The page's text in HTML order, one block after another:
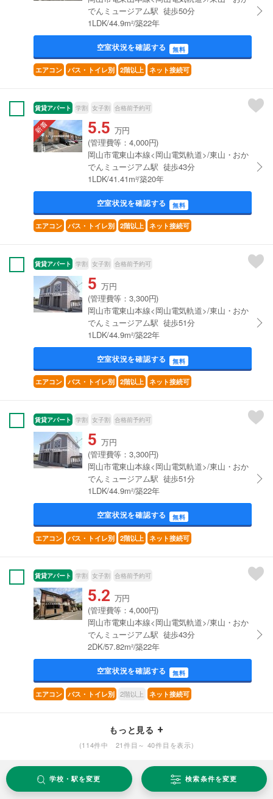
でんミュージアム駅 徒歩50分
1LDK/44.9m²/築22年
空室状況を確認する 無料
エアコン バス・トイレ別 2階以上 ネット接続可
賃貸アパート 学割 女子割 合格前予約可
5.5 万円
(管理費等：4,000円)
岡山市電東山本線<岡山電気軌道>/東山・おか
でんミュージアム駅 徒歩43分
1LDK/41.41m²/築20年
空室状況を確認する 無料
エアコン バス・トイレ別 2階以上 ネット接続可
賃貸アパート 学割 女子割 合格前予約可
5 万円
(管理費等：3,300円)
岡山市電東山本線<岡山電気軌道>/東山・おか
でんミュージアム駅 徒歩51分
1LDK/44.9m²/築22年
空室状況を確認する 無料
エアコン バス・トイレ別 2階以上 ネット接続可
賃貸アパート 学割 女子割 合格前予約可
5 万円
(管理費等：3,300円)
岡山市電東山本線<岡山電気軌道>/東山・おか
でんミュージアム駅 徒歩51分
1LDK/44.9m²/築22年
空室状況を確認する 無料
エアコン バス・トイレ別 2階以上 ネット接続可
賃貸アパート 学割 女子割 合格前予約可
5.2 万円
(管理費等：4,000円)
岡山市電東山本線<岡山電気軌道>/東山・おか
でんミュージアム駅 徒歩43分
2DK/57.82m²/築22年
空室状況を確認する 無料
エアコン バス・トイレ別 2階以上 ネット接続可
もっと見る
(114件中 21件目～ 40件目を表示)
学校・駅を変更 検索条件を変更